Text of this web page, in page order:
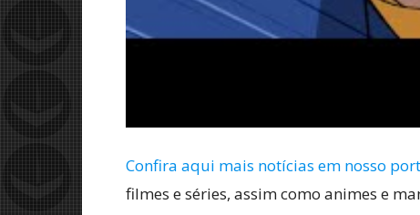
Confira aqui mais notícias em nosso
filmes e séries, assim como animes e